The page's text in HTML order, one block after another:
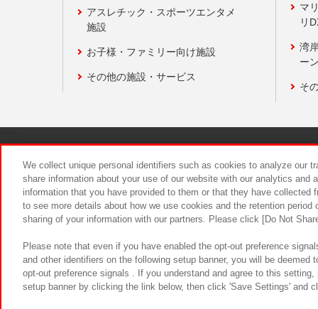
アスレチック・スポーツエンタメ
施設
お子様・ファミリー向け施設
その他の施設・サービス
マ
リ
湾
ー
そ
食品のご
We collect unique personal identifiers such as cookies to analyze our
share information about your use of our website with our analytics and
information that you have provided to them or that they have
to see more details about how we use cookies and the retention
sharing of your information with our partners. Please click [Do Not
Please note that even if you have enabled the opt-out preference
and other identifiers on the following setup banner, you will be
opt-out preference signals . If you understand and agree to this
setup banner by clicking the link below, then click 'Save Settings' and